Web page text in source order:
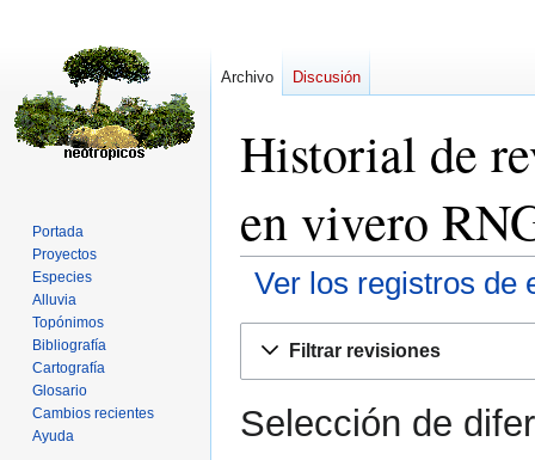
Historial de
en vivero
Ver los registros de
navegación
búsqueda
Filtrar revisiones
Selección de
Archivo Discusión
Portada
Proyectos
Especies
Alluvia
Topónimos
Bibliografía
Cartografía
Glosario
Cambios recientes
Ayuda